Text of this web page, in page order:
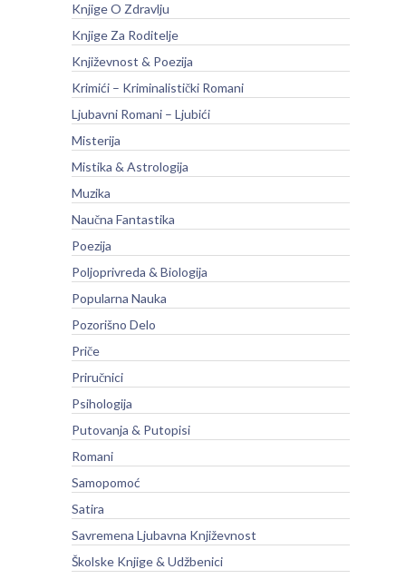
Knjige O Zdravlju
Knjige Za Roditelje
Književnost & Poezija
Krimići – Kriminalistički Romani
Ljubavni Romani – Ljubići
Misterija
Mistika & Astrologija
Muzika
Naučna Fantastika
Poezija
Poljoprivreda & Biologija
Popularna Nauka
Pozorišno Delo
Priče
Priručnici
Psihologija
Putovanja & Putopisi
Romani
Samopomoć
Satira
Savremena Ljubavna Književnost
Školske Knjige & Udžbenici